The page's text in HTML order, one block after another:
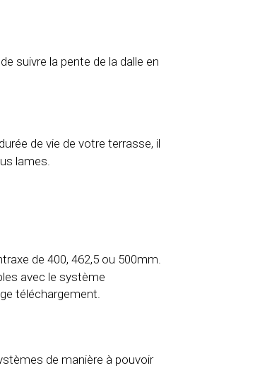
suivre la pente de la dalle en
de vie de votre terrasse, il
lames.
de 400, 462,5 ou 500mm.
avec le système
téléchargement.
de manière à pouvoir